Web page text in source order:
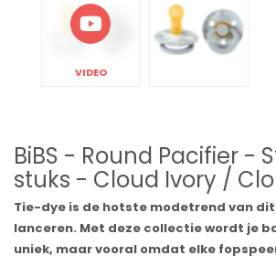
VIDEO
BiBS - Round Pacifier -
stuks - Cloud Ivory /
Tie-dye is de hotste modetrend van
lanceren. Met deze collectie wordt je
uniek, maar vooral omdat elke